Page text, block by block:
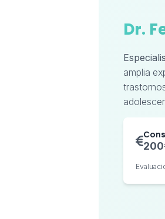
Dr.
amplia